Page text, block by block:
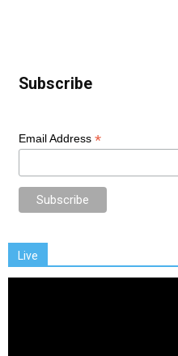
Subscribe
Email Address *
Live